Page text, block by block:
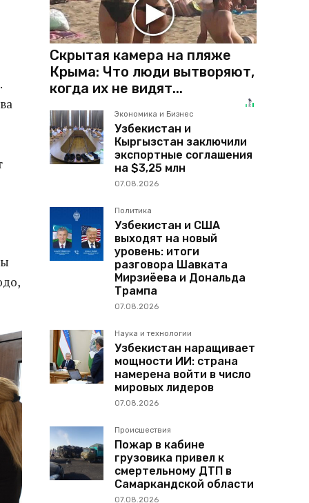
Скрытая камера на пляже
Крыма: Что люди вытворяют,
когда их не видят...
Экономика и Бизнес
Узбекистан и
Кыргызстан заключили
экспортные соглашения
на $3,25 млн
07.08.2026
Политика
Узбекистан и США
выходят на новый
уровень: итоги
разговора Шавката
Мирзиёева и Дональда
Трампа
07.08.2026
Наука и технологии
Узбекистан наращивает
мощности ИИ: страна
намерена войти в число
мировых лидеров
07.08.2026
Происшествия
Пожар в кабине
грузовика привел к
смертельному ДТП в
Самаркандской области
07.08.2026